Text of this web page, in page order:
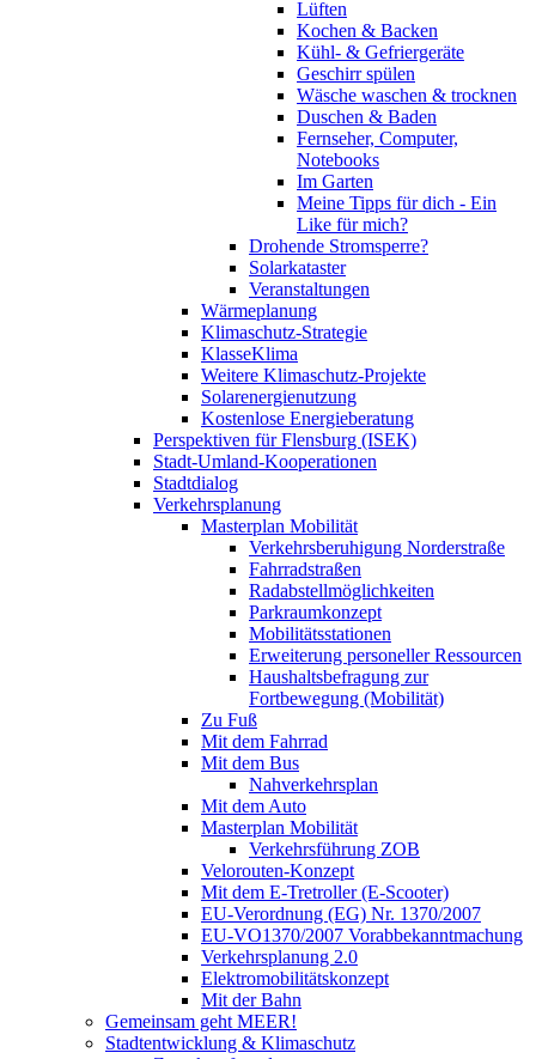
Lüften
Kochen & Backen
Kühl- & Gefriergeräte
Geschirr spülen
Wäsche waschen & trocknen
Duschen & Baden
Fernseher, Computer,
Notebooks
Im Garten
Meine Tipps für dich - Ein
Like für mich?
Drohende Stromsperre?
Solarkataster
Veranstaltungen
Wärmeplanung
Klimaschutz-Strategie
KlasseKlima
Weitere Klimaschutz-Projekte
Solarenergienutzung
Kostenlose Energieberatung
Perspektiven für Flensburg (ISEK)
Stadt-Umland-Kooperationen
Stadtdialog
Verkehrsplanung
Masterplan Mobilität
Verkehrsberuhigung Norderstraße
Fahrradstraßen
Radabstellmöglichkeiten
Parkraumkonzept
Mobilitätsstationen
Erweiterung personeller Ressourcen
Haushaltsbefragung zur
Fortbewegung (Mobilität)
Zu Fuß
Mit dem Fahrrad
Mit dem Bus
Nahverkehrsplan
Mit dem Auto
Masterplan Mobilität
Verkehrsführung ZOB
Velorouten-Konzept
Mit dem E-Tretroller (E-Scooter)
EU-Verordnung (EG) Nr. 1370/2007
EU-VO1370/2007 Vorabbekanntmachung
Verkehrsplanung 2.0
Elektromobilitätskonzept
Mit der Bahn
Gemeinsam geht MEER!
Stadtentwicklung & Klimaschutz